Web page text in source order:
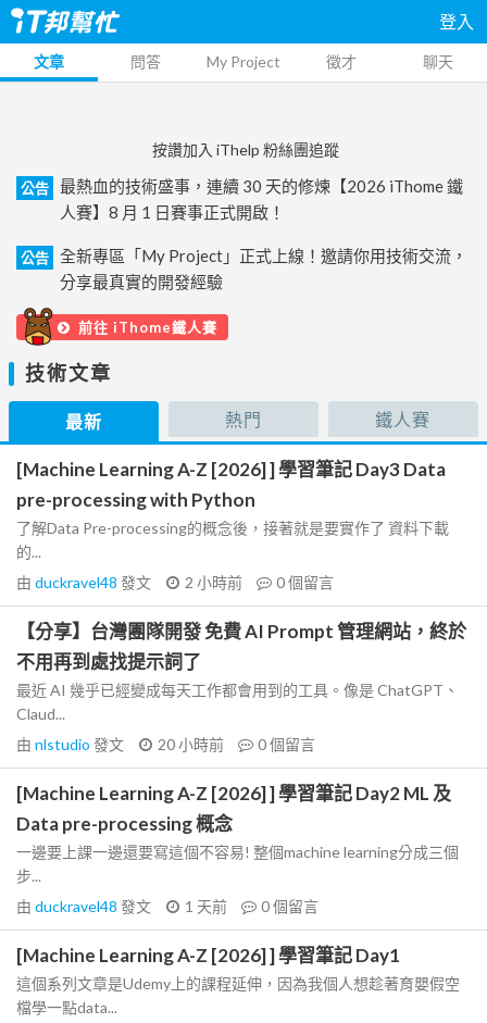
登入
文章 問答 My Project 徵才 聊天
按讚加入 iThelp 粉絲團追蹤
公告
最熱血的技術盛事，連續 30 天的修煉【2026 iThome 鐵
人賽】8 月 1 日賽事正式開啟！
公告
全新專區「My Project」正式上線！邀請你用技術交流，
分享最真實的開發經驗
前往 iThome鐵人賽
技術文章
最新 熱門 鐵人賽
[Machine Learning A-Z [2026] ] 學習筆記 Day3 Data
pre-processing with Python
了解Data Pre-processing的概念後，接著就是要實作了 資料下載
的...
由 duckravel48 發文 2 小時前 0個留言
【分享】台灣團隊開發 免費 AI Prompt 管理網站，終於
不用再到處找提示詞了
最近 AI 幾乎已經變成每天工作都會用到的工具。像是 ChatGPT、
Claud...
由 nlstudio 發文 20 小時前 0個留言
[Machine Learning A-Z [2026] ] 學習筆記 Day2 ML 及
Data pre-processing 概念
一邊要上課一邊還要寫這個不容易! 整個machine learning分成三個
步...
由 duckravel48 發文 1 天前 0個留言
[Machine Learning A-Z [2026] ] 學習筆記 Day1
這個系列文章是Udemy上的課程延伸，因為我個人想趁著育嬰假空
檔學一點data...